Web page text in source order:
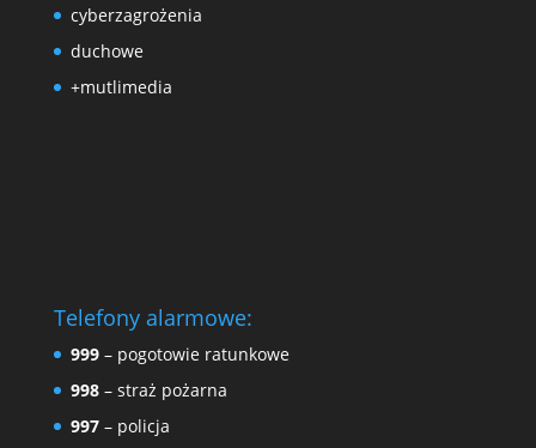
cyberzagrożenia
duchowe
+mutlimedia
Telefony alarmowe:
999– pogotowie ratunkowe
998– straż pożarna
997– policja